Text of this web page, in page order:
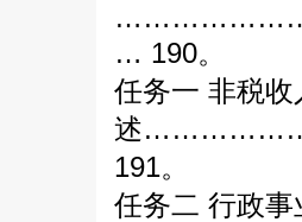
… 190。
任务一 非税收
述
191。
任务二 行政事